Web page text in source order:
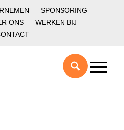
SPONSORING
ONS
WERKEN BIJ